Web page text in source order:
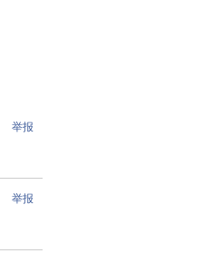
举报
举报